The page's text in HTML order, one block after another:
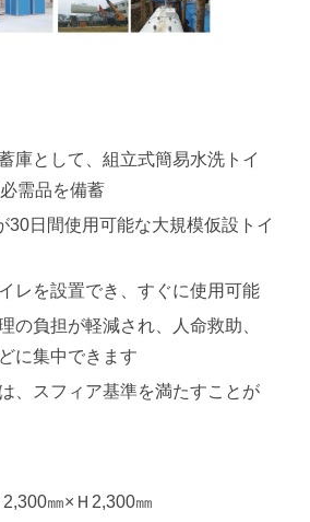
庫として、組立式簡易水洗トイ
需品を備蓄
30日間使用可能な大規模仮設トイ
レを設置でき、すぐに使用可能
の負担が軽減され、人命救助、
に集中できます
、スフィア基準を満たすことが
㎜×Ｈ2,300㎜